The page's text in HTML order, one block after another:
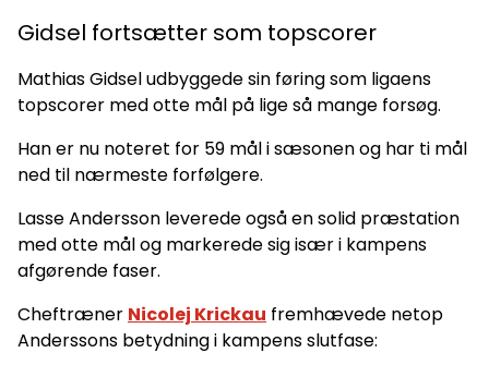
Gidsel fortsætter som topscorer
Mathias Gidsel udbyggede sin føring som ligaens
topscorer med otte mål på lige så mange forsøg.
Han er nu noteret for 59 mål i sæsonen og har ti mål
ned til nærmeste forfølgere.
Lasse Andersson leverede også en solid præstation
med otte mål og markerede sig især i kampens
afgørende faser.
Cheftræner Nicolej Krickau fremhævede netop
Anderssons betydning i kampens slutfase: